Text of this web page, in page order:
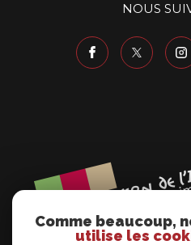
NOUS
Comme beaucoup,
utilise les